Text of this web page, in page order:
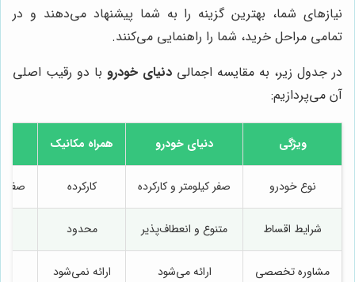
نیازهای شما، بهترین گزینه را به شما پیشنهاد می‌دهند و در
تمامی مراحل خرید، شما را راهنمایی می‌کنند.
در جدول زیر، به مقایسه اجمالی دنیای خودرو با دو رقیب اصلی
آن می‌پردازیم:
ویژگی دنیای خودرو همراه مکانیک
نوع خودرو صفر کیلومتر و کارکرده کارکرده صفر
شرایط اقساط متنوع و انعطاف‌پذیر محدود
مشاوره تخصصی ارائه می‌شود ارائه نمی‌شود